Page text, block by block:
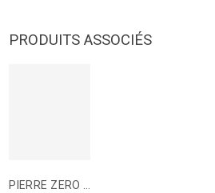
PRODUITS ASSOCIÉS
PIERRE ZERO Chardonnay Effervescent - Boisson sans alcool - 75 cl